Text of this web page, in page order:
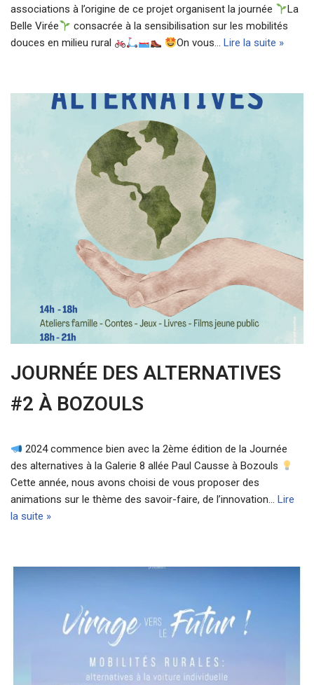
associations à l’origine de ce projet organisent la journée
La
Belle Virée
consacrée à la sensibilisation sur les mobilités
douces en milieu rural
On vous… Lire la suite »
JOURNÉE DES ALTERNATIVES
#2 À BOZOULS
2024 commence bien avec la 2ème édition de la Journée
des alternatives à la Galerie 8 allée Paul Causse à Bozouls
Cette année, nous avons choisi de vous proposer des
animations sur le thème des savoir-faire, de l’innovation… Lire
la suite »